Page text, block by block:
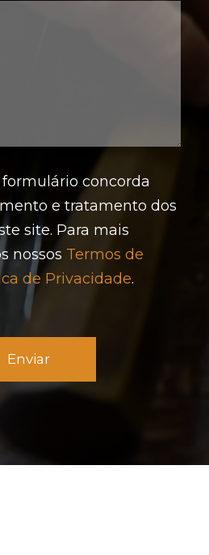
concorda
e tratamento dos
site. Para mais
nossos Termos de
de Privacidade.